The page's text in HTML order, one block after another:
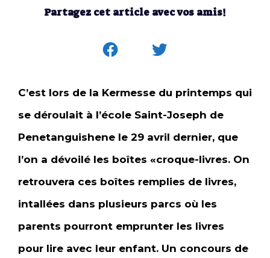
Partagez cet article avec vos amis!
C’est lors de la Kermesse du printemps qui
se déroulait à l’école Saint-Joseph de
Penetanguishene le 29 avril dernier, que
l’on a dévoilé les boîtes «croque-livres. On
retrouvera ces boîtes remplies de livres,
intallées dans plusieurs parcs où les
parents pourront emprunter les livres
pour lire avec leur enfant. Un concours de